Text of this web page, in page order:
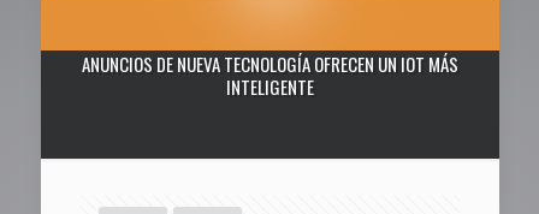
ANUNCIOS DE NUEVA TECNOLOGÍA OFRECEN UN IOT MÁS
INTELIGENTE